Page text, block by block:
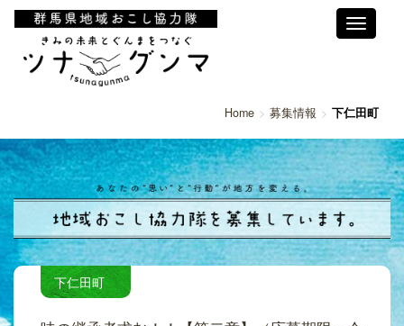
Toggle
Home 募集情報 下仁田町
下仁田町